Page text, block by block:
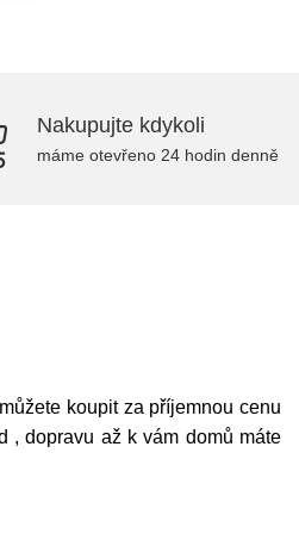
Nakupujte kdykoli
máme otevřeno 24 hodin denně
koupit za příjemnou cenu
, dopravu až k vám domů máte